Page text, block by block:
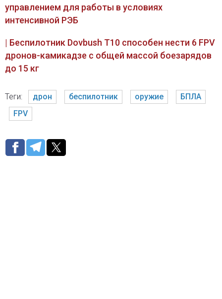
управлением для работы в условиях
интенсивной РЭБ
| Беспилотник Dovbush T10 способен нести 6 FPV
дронов-камикадзе с общей массой боезарядов
до 15 кг
Теги: дрон беспилотник оружие
БПЛА
FPV